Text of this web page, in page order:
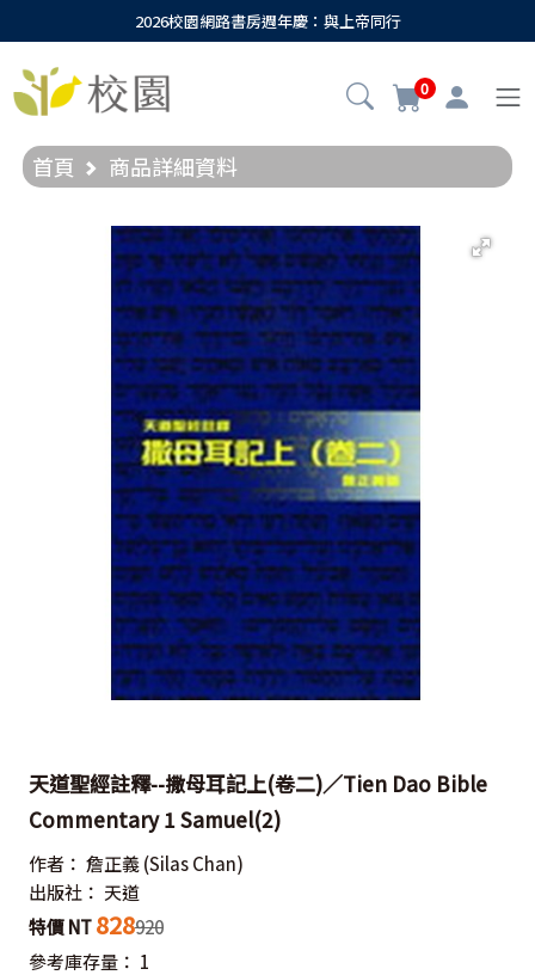
2026校園網路書房週年慶：與上帝同行
0
首頁 商品詳細資料
天道聖經註釋--撒母耳記上(卷二)／Tien Dao Bible
Commentary 1 Samuel(2)
作者： 詹正義 (Silas Chan)
出版社： 天道
特價 NT 828920
參考庫存量： 1